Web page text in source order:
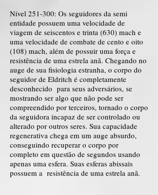
Nível 251-300: Os seguidores da semi
entidade possuem uma velocidade de
viagem de seiscentos e trinta (630) mach e
uma velocidade de combate de cento e oito
(108) mach, além de possuir uma força e
resistência de uma estrela anã. Chegando no
auge de sua fisiologia estranha, o corpo do
seguidor de Eldritch é completamente
desconhecido para seus adversários, se
mostrando ser algo que não pode ser
compreendido por terceiros, tornado o corpo
da seguidora incapaz de ser controlado ou
alterado por outros seres. Sua capacidade
regenerativa chega em um auge absurdo,
conseguindo recuperar o corpo por
completo em questão de segundos usando
apenas uma esfera. Suas esferas abissais
possuem a resistência de uma estrela anã.